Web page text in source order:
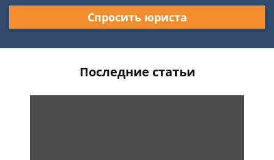
Спросить юриста
Последние статьи